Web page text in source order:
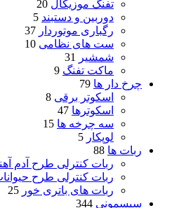
تفنگ موزیکال 20
دوربین و دستبند 5
رگباری موتوردار 37
ست های نظامی 10
شمشیر 31
ماکت تفنگ 9
چرخ دار ها 79
اسکوتر برقی 8
اسکوترها 47
سه چرخه ها 15
لوپکار 5
ربات ها 88
ربات کنترلی طرح آدم آهنی
24
ربات کنترلی طرح حیوانات 36
ربات های باتری خور 25
سیسمونی 344